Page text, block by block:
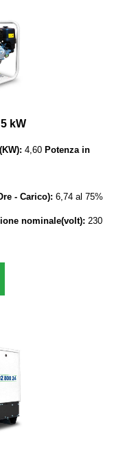
kW
4,60 Potenza in
- Carico): 6,74 al 75%
nominale(volt): 230